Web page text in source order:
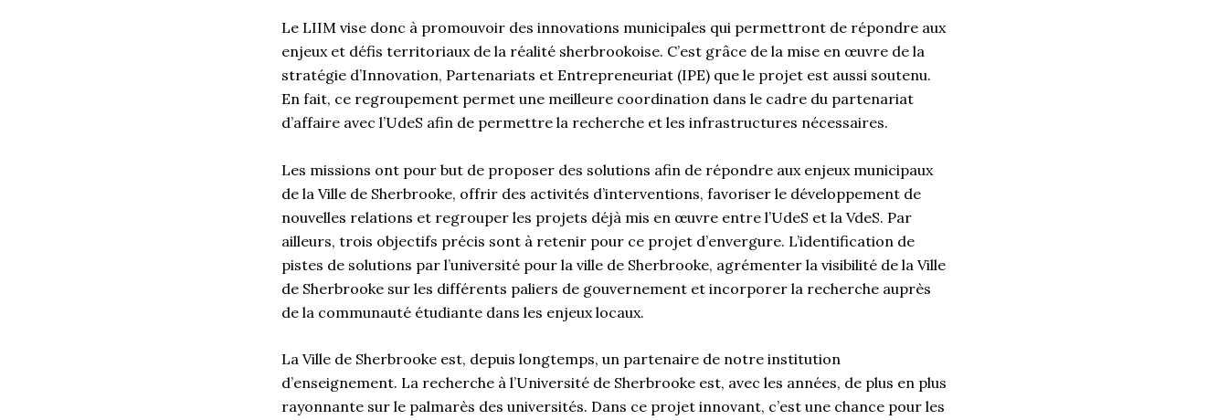
Le LIIM vise donc à promouvoir des innovations municipales qui permettront de répondre aux
enjeux et défis territoriaux de la réalité sherbrookoise. C’est grâce de la mise en œuvre de la
stratégie d’Innovation, Partenariats et Entrepreneuriat (IPE) que le projet est aussi soutenu.
En fait, ce regroupement permet une meilleure coordination dans le cadre du partenariat
d’affaire avec l’UdeS afin de permettre la recherche et les infrastructures nécessaires.
Les missions ont pour but de proposer des solutions afin de répondre aux enjeux municipaux
de la Ville de Sherbrooke, offrir des activités d’interventions, favoriser le développement de
nouvelles relations et regrouper les projets déjà mis en œuvre entre l’UdeS et la VdeS. Par
ailleurs, trois objectifs précis sont à retenir pour ce projet d’envergure. L’identification de
pistes de solutions par l’université pour la ville de Sherbrooke, agrémenter la visibilité de la Ville
de Sherbrooke sur les différents paliers de gouvernement et incorporer la recherche auprès
de la communauté étudiante dans les enjeux locaux.
La Ville de Sherbrooke est, depuis longtemps, un partenaire de notre institution
d’enseignement. La recherche à l’Université de Sherbrooke est, avec les années, de plus en plus
rayonnante sur le palmarès des universités. Dans ce projet innovant, c’est une chance pour les